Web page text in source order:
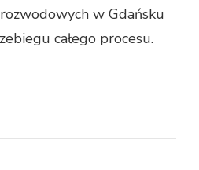
w Gdańsku
całego procesu.